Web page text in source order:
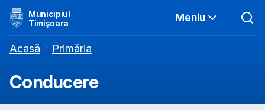
Municipiul
Timișoara
Meniu
Acasă Primăria
Conducere